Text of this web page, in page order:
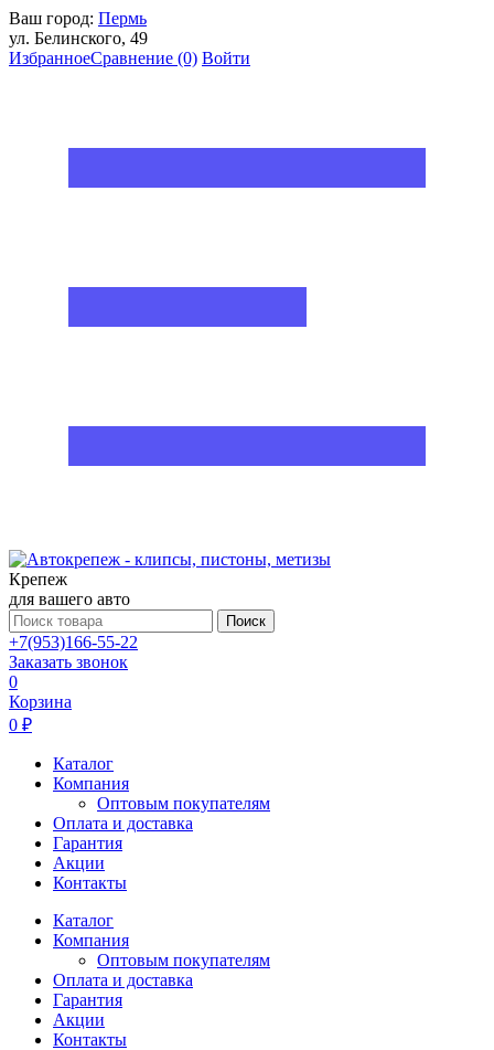
Ваш город: Пермь
ул. Белинского, 49
ИзбранноеСравнение (0) Войти
Крепеж
для вашего авто
Поиск
+7(953)166-55-22
Заказать звонок
0
Корзина
0 ₽
Каталог
Компания
Оптовым покупателям
Оплата и доставка
Гарантия
Акции
Контакты
Каталог
Компания
Оптовым покупателям
Оплата и доставка
Гарантия
Акции
Контакты